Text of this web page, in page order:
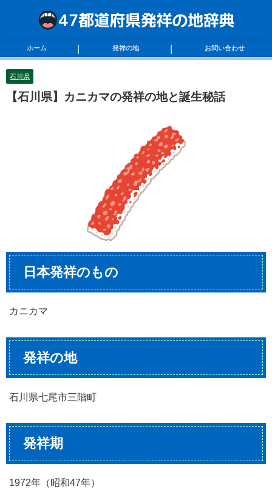
ホーム 発祥の地 お問い合わせ
石川県
【石川県】カニカマの発祥の地と誕生秘話
日本発祥のもの
カニカマ
発祥の地
石川県七尾市三階町
発祥期
1972年（昭和47年）